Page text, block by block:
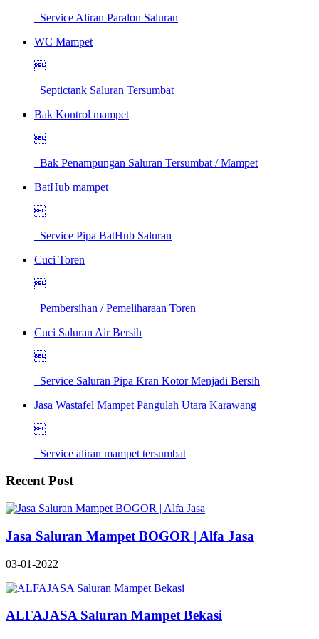
Service Aliran Paralon Saluran
WC Mampet

Septictank Saluran Tersumbat
Bak Kontrol mampet

Bak Penampungan Saluran Tersumbat / Mampet
BatHub mampet

Service Pipa BatHub Saluran
Cuci Toren

Pembersihan / Pemeliharaan Toren
Cuci Saluran Air Bersih

Service Saluran Pipa Kran Kotor Menjadi Bersih
Jasa Wastafel Mampet Pangulah Utara Karawang

Service aliran mampet tersumbat
Recent Post
Jasa Saluran Mampet BOGOR | Alfa Jasa
03-01-2022
ALFAJASA Saluran Mampet Bekasi